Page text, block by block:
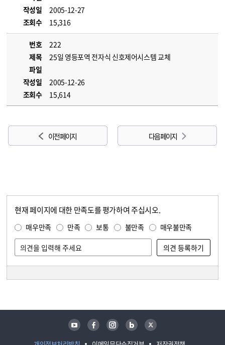
작성일
2005-12-27
조회수
15,316
번호
222
제목
25일 영등포역 전자식 신호제어시스템 교체
파일
작성일
2005-12-26
조회수
15,614
이전 페이지 다음 페이지
현재 페이지에 대한 만족도를 평가하여 주십시오.
매우만족 만족 보통 불만족 매우불만족
유튜브 페이스북 인스타그램 블로그 트위터